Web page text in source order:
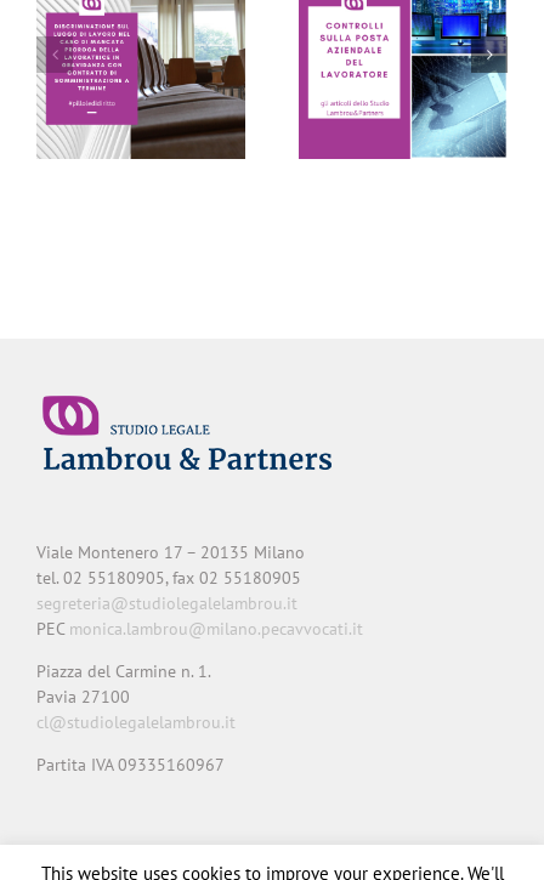
CONTROLLI SULLA
POSTA AZIENDALE
DEL LAVORATORE:
sono inutilizzabili se
eseguiti in virtù solo
di un sospetto – Avv.
Monica Lambrou
LE PILLOLE DEL
VENERDI’
Viale Montenero 17 – 20135 Milano
tel. 02 55180905, fax 02 55180905
segreteria@studiolegalelambrou.it
PEC monica.lambrou@milano.pecavvocati.it
Piazza del Carmine n. 1.
Pavia 27100
cl@studiolegalelambrou.it
Partita IVA 09335160967
Privacy Cookie Note legali Credits
This website uses cookies to improve your experience. We'll